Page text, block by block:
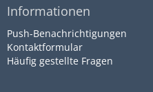
Informationen
Push-Benachrichtigungen
Kontaktformular
Häufig gestellte Fragen